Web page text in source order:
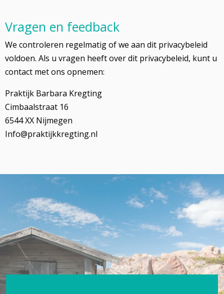
Vragen en feedback
We controleren regelmatig of we aan dit privacybeleid
voldoen. Als u vragen heeft over dit privacybeleid, kunt u
contact met ons opnemen:
Praktijk Barbara Kregting
Cimbaalstraat 16
6544 XX Nijmegen
Info@praktijkkregting.nl